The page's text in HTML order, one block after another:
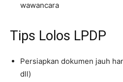
wawancara
Tips Lolos LPDP
Persiapkan dokumen jauh
dll)